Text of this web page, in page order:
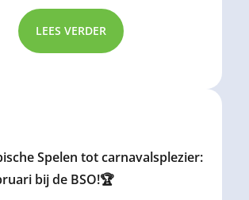
LEES VERDER
Spelen tot carnavalsplezier:
bij de BSO!🏆